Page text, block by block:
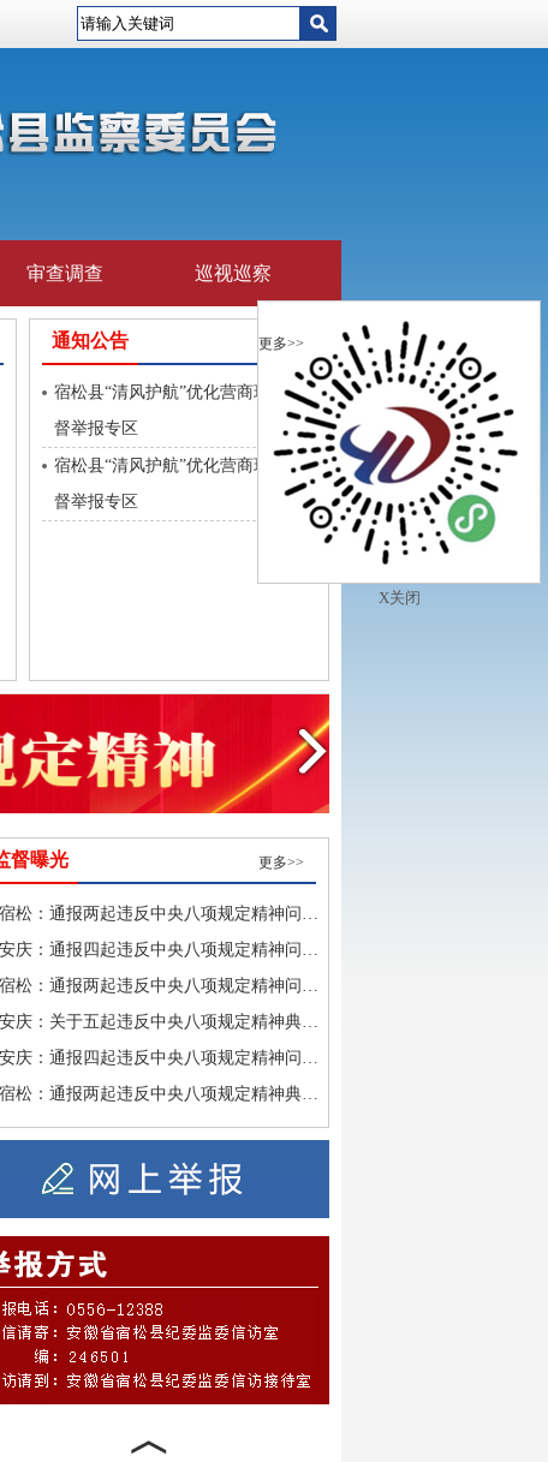
审查调查 巡视巡察
通知公告 更多>>
宿松县“清风护航”优化营商环境监
督举报专区
宿松县“清风护航”优化营商环境监
督举报专区
督曝光 更多>>
宿松：通报两起违反中央八项规定精神问…
安庆：通报四起违反中央八项规定精神问…
宿松：通报两起违反中央八项规定精神问…
安庆：关于五起违反中央八项规定精神典…
安庆：通报四起违反中央八项规定精神问…
宿松：通报两起违反中央八项规定精神典…
X关闭